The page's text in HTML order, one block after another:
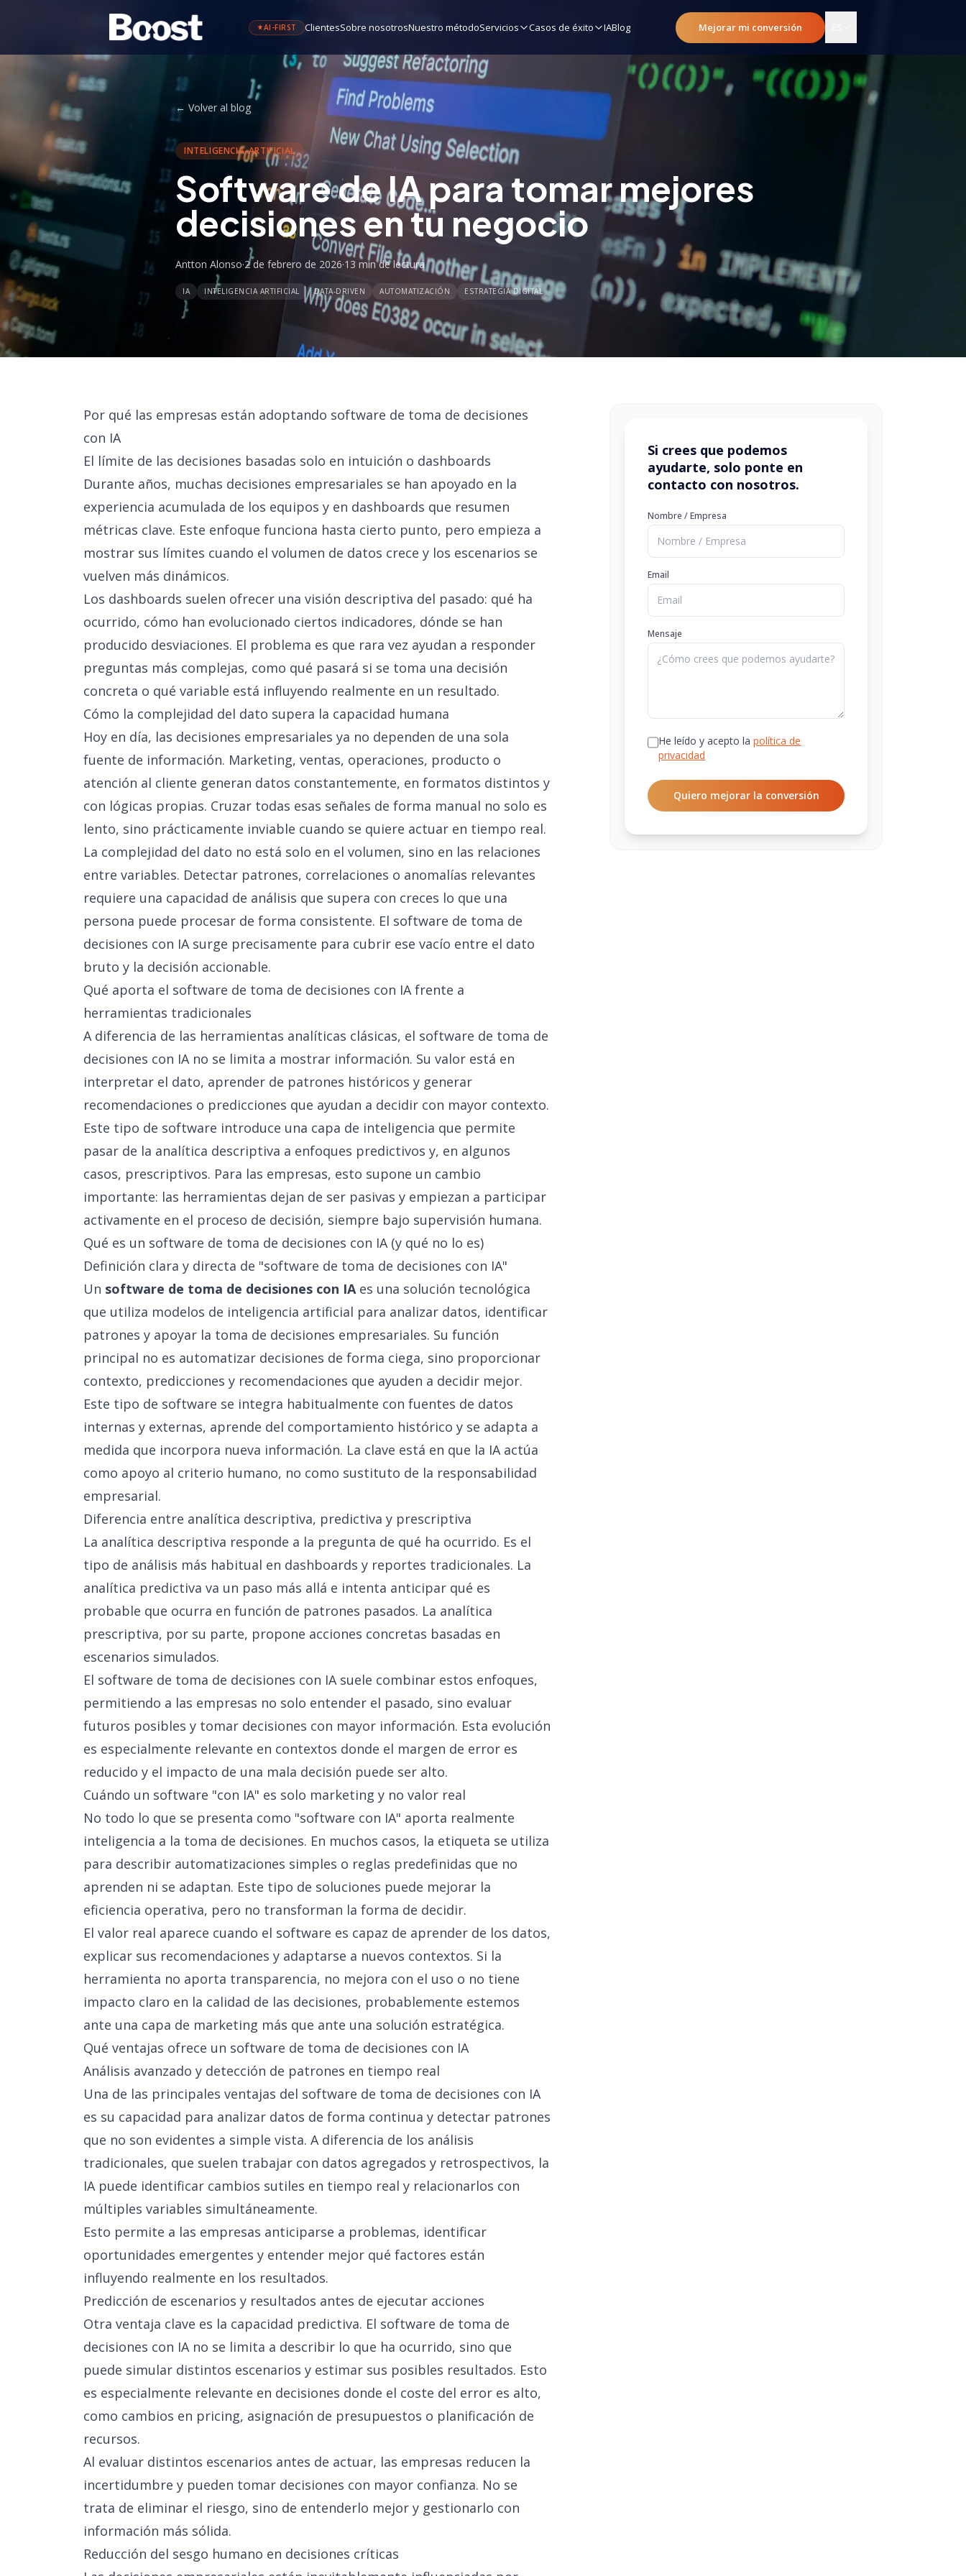
AI-FIRST ClientesSobre nosotrosNuestro métodoServicios Casos de éxito IABlog Mejorar mi conversión
← Volver al blog
INTELIGENCIA-ARTIFICIAL
Software de IA para tomar mejores
decisiones en tu negocio
Antton Alonso·2 de febrero de 2026·13 min de lectura
IA INTELIGENCIA ARTIFICIAL DATA-DRIVEN AUTOMATIZACIÓN ESTRATEGIA DIGITAL
Por qué las empresas están adoptando software de toma de decisiones
con IA
El límite de las decisiones basadas solo en intuición o dashboards
Durante años, muchas decisiones empresariales se han apoyado en la
experiencia acumulada de los equipos y en dashboards que resumen
métricas clave. Este enfoque funciona hasta cierto punto, pero empieza a
mostrar sus límites cuando el volumen de datos crece y los escenarios se
vuelven más dinámicos.
Los dashboards suelen ofrecer una visión descriptiva del pasado: qué ha
ocurrido, cómo han evolucionado ciertos indicadores, dónde se han
producido desviaciones. El problema es que rara vez ayudan a responder
preguntas más complejas, como qué pasará si se toma una decisión
concreta o qué variable está influyendo realmente en un resultado.
Cómo la complejidad del dato supera la capacidad humana
Hoy en día, las decisiones empresariales ya no dependen de una sola
fuente de información. Marketing, ventas, operaciones, producto o
atención al cliente generan datos constantemente, en formatos distintos y
con lógicas propias. Cruzar todas esas señales de forma manual no solo es
lento, sino prácticamente inviable cuando se quiere actuar en tiempo real.
La complejidad del dato no está solo en el volumen, sino en las relaciones
entre variables. Detectar patrones, correlaciones o anomalías relevantes
requiere una capacidad de análisis que supera con creces lo que una
persona puede procesar de forma consistente. El software de toma de
decisiones con IA surge precisamente para cubrir ese vacío entre el dato
bruto y la decisión accionable.
Qué aporta el software de toma de decisiones con IA frente a
herramientas tradicionales
A diferencia de las herramientas analíticas clásicas, el software de toma de
decisiones con IA no se limita a mostrar información. Su valor está en
interpretar el dato, aprender de patrones históricos y generar
recomendaciones o predicciones que ayudan a decidir con mayor contexto.
Este tipo de software introduce una capa de inteligencia que permite
pasar de la analítica descriptiva a enfoques predictivos y, en algunos
casos, prescriptivos. Para las empresas, esto supone un cambio
importante: las herramientas dejan de ser pasivas y empiezan a participar
activamente en el proceso de decisión, siempre bajo supervisión humana.
Qué es un software de toma de decisiones con IA (y qué no lo es)
Definición clara y directa de "software de toma de decisiones con IA"
Un software de toma de decisiones con IAes una solución tecnológica
que utiliza modelos de inteligencia artificial para analizar datos, identificar
patrones y apoyar la toma de decisiones empresariales. Su función
principal no es automatizar decisiones de forma ciega, sino proporcionar
contexto, predicciones y recomendaciones que ayuden a decidir mejor.
Este tipo de software se integra habitualmente con fuentes de datos
internas y externas, aprende del comportamiento histórico y se adapta a
medida que incorpora nueva información. La clave está en que la IA actúa
como apoyo al criterio humano, no como sustituto de la responsabilidad
empresarial.
Diferencia entre analítica descriptiva, predictiva y prescriptiva
La analítica descriptiva responde a la pregunta de qué ha ocurrido. Es el
tipo de análisis más habitual en dashboards y reportes tradicionales. La
analítica predictiva va un paso más allá e intenta anticipar qué es
probable que ocurra en función de patrones pasados. La analítica
prescriptiva, por su parte, propone acciones concretas basadas en
escenarios simulados.
El software de toma de decisiones con IA suele combinar estos enfoques,
permitiendo a las empresas no solo entender el pasado, sino evaluar
futuros posibles y tomar decisiones con mayor información. Esta evolución
es especialmente relevante en contextos donde el margen de error es
reducido y el impacto de una mala decisión puede ser alto.
Cuándo un software "con IA" es solo marketing y no valor real
No todo lo que se presenta como "software con IA" aporta realmente
inteligencia a la toma de decisiones. En muchos casos, la etiqueta se utiliza
para describir automatizaciones simples o reglas predefinidas que no
aprenden ni se adaptan. Este tipo de soluciones puede mejorar la
eficiencia operativa, pero no transforman la forma de decidir.
El valor real aparece cuando el software es capaz de aprender de los datos,
explicar sus recomendaciones y adaptarse a nuevos contextos. Si la
herramienta no aporta transparencia, no mejora con el uso o no tiene
impacto claro en la calidad de las decisiones, probablemente estemos
ante una capa de marketing más que ante una solución estratégica.
Qué ventajas ofrece un software de toma de decisiones con IA
Análisis avanzado y detección de patrones en tiempo real
Una de las principales ventajas del software de toma de decisiones con IA
es su capacidad para analizar datos de forma continua y detectar patrones
que no son evidentes a simple vista. A diferencia de los análisis
tradicionales, que suelen trabajar con datos agregados y retrospectivos, la
IA puede identificar cambios sutiles en tiempo real y relacionarlos con
múltiples variables simultáneamente.
Esto permite a las empresas anticiparse a problemas, identificar
oportunidades emergentes y entender mejor qué factores están
influyendo realmente en los resultados.
Predicción de escenarios y resultados antes de ejecutar acciones
Otra ventaja clave es la capacidad predictiva. El software de toma de
decisiones con IA no se limita a describir lo que ha ocurrido, sino que
puede simular distintos escenarios y estimar sus posibles resultados. Esto
es especialmente relevante en decisiones donde el coste del error es alto,
como cambios en pricing, asignación de presupuestos o planificación de
recursos.
Al evaluar distintos escenarios antes de actuar, las empresas reducen la
incertidumbre y pueden tomar decisiones con mayor confianza. No se
trata de eliminar el riesgo, sino de entenderlo mejor y gestionarlo con
información más sólida.
Reducción del sesgo humano en decisiones críticas
Si crees que podemos
ayudarte, solo ponte en
contacto con nosotros.
Nombre / Empresa
Email
Mensaje
He leído y acepto lapolítica de
privacidad
Quiero mejorar la conversión